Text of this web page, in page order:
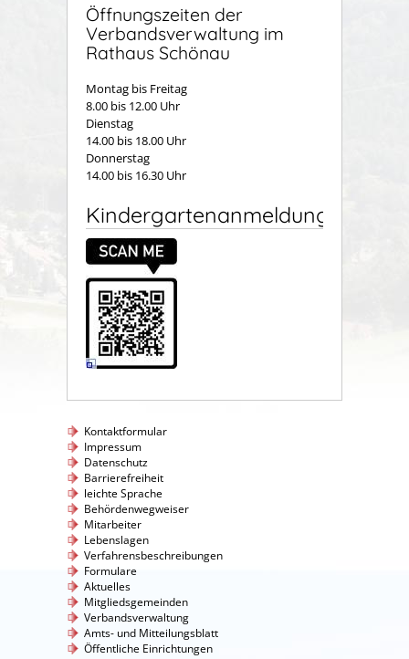
Öffnungszeiten der
Verbandsverwaltung im
Rathaus Schönau
Montag bis Freitag
8.00 bis 12.00 Uhr
Dienstag
14.00 bis 18.00 Uhr
Donnerstag
14.00 bis 16.30 Uhr
Kindergartenanmeldung
Kontaktformular
Impressum
Datenschutz
Barrierefreiheit
leichte Sprache
Behördenwegweiser
Mitarbeiter
Lebenslagen
Verfahrensbeschreibungen
Formulare
Aktuelles
Mitgliedsgemeinden
Verbandsverwaltung
Amts- und Mitteilungsblatt
Öffentliche Einrichtungen